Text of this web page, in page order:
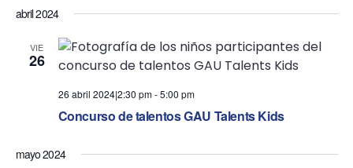
o
abril 2024
VIE
26
26 abril 2024|2:30 pm-5:00 pm
Concurso de talentos GAU Talents Kids
mayo 2024